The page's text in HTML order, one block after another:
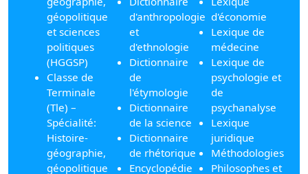
géopolitique
et sciences
politiques
(HGGSP)
Classe de
Terminale
(Tle) –
Spécialité:
Histoire-
géographie,
géopolitique
d'anthropologie
et
d'ethnologie
Dictionnaire
de
l'étymologie
Dictionnaire
de la science
Dictionnaire
de rhétorique
Encyclopédie
d'économie
Lexique de
médecine
Lexique de
psychologie et
de
psychanalyse
Lexique
juridique
Méthodologies
Philosophes et